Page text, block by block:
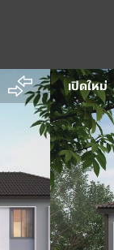
เปิดใหม่